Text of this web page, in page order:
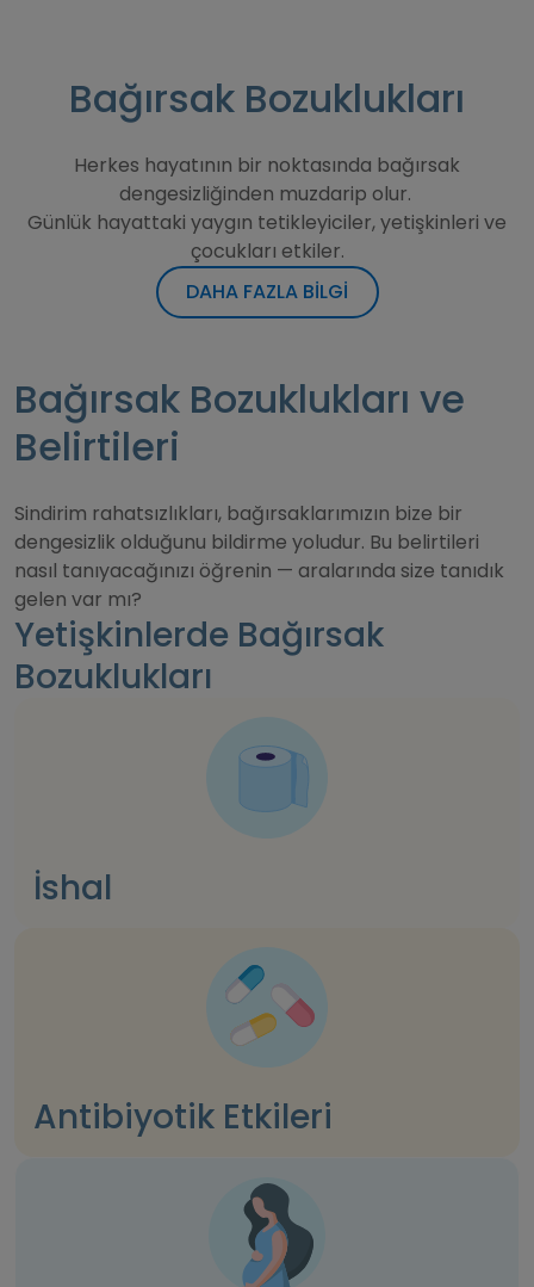
Bağırsak Bozuklukları
Herkes hayatının bir noktasında bağırsak
dengesizliğinden muzdarip olur.
Günlük hayattaki yaygın tetikleyiciler, yetişkinleri ve
çocukları etkiler.
DAHA FAZLA BİLGİ
Bağırsak Bozuklukları ve
Belirtileri
Sindirim rahatsızlıkları, bağırsaklarımızın bize bir
dengesizlik olduğunu bildirme yoludur. Bu belirtileri
nasıl tanıyacağınızı öğrenin — aralarında size tanıdık
gelen var mı?
Yetişkinlerde Bağırsak
Bozuklukları
İshal
Antibiyotik Etkileri